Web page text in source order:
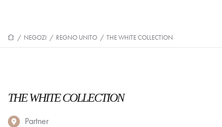
/ NEGOZI / REGNO UNITO / THE WHITE COLLECTION
THE WHITE COLLECTION
Partner